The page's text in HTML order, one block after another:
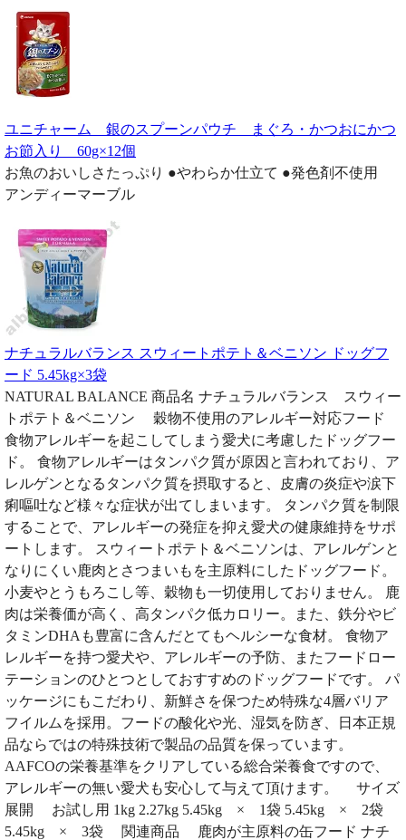
ユニチャーム 銀のスプーンパウチ まぐろ・かつおにかつ
お節入り 60g×12個
お魚のおいしさたっぷり ●やわらか仕立て ●発色剤不使用
アンディーマーブル
ナチュラルバランス スウィートポテト＆ベニソン ドッグフ
ード 5.45kg×3袋
NATURAL BALANCE 商品名 ナチュラルバランス スウィー
トポテト＆ベニソン 穀物不使用のアレルギー対応フード
食物アレルギーを起こしてしまう愛犬に考慮したドッグフー
ド。 食物アレルギーはタンパク質が原因と言われており、ア
レルゲンとなるタンパク質を摂取すると、皮膚の炎症や涙下
痢嘔吐など様々な症状が出てしまいます。 タンパク質を制限
することで、アレルギーの発症を抑え愛犬の健康維持をサポ
ートします。 スウィートポテト＆ベニソンは、アレルゲンと
なりにくい鹿肉とさつまいもを主原料にしたドッグフード。
小麦やとうもろこし等、穀物も一切使用しておりません。 鹿
肉は栄養価が高く、高タンパク低カロリー。また、鉄分やビ
タミンDHAも豊富に含んだとてもヘルシーな食材。 食物ア
レルギーを持つ愛犬や、アレルギーの予防、またフードロー
テーションのひとつとしておすすめのドッグフードです。 パ
ッケージにもこだわり、新鮮さを保つため特殊な4層バリア
フイルムを採用。フードの酸化や光、湿気を防ぎ、日本正規
品ならではの特殊技術で製品の品質を保っています。
AAFCOの栄養基準をクリアしている総合栄養食ですので、
アレルギーの無い愛犬も安心して与えて頂けます。 サイズ
展開 お試し用 1kg 2.27kg 5.45kg × 1袋 5.45kg × 2袋
5.45kg × 3袋 関連商品 鹿肉が主原料の缶フード ナチ